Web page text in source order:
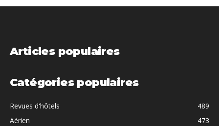
Articles populaires
Catégories populaires
Revues d'hôtels
489
Aérien
473